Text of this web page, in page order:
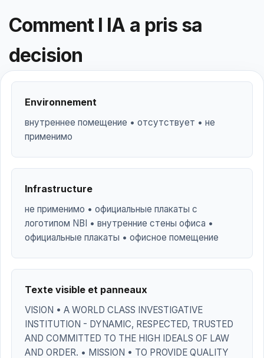
Comment l IA a pris sa
decision
Environnement
внутреннее помещение • отсутствует • не
применимо
Infrastructure
не применимо • официальные плакаты с
логотипом NBI • внутренние стены офиса •
официальные плакаты • офисное помещение
Texte visible et panneaux
VISION • A WORLD CLASS INVESTIGATIVE
INSTITUTION - DYNAMIC, RESPECTED, TRUSTED
AND COMMITTED TO THE HIGH IDEALS OF LAW
AND ORDER. • MISSION • TO PROVIDE QUALITY